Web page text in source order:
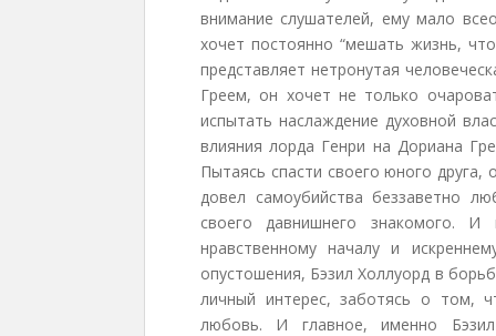
внимание слушателей, ему мало
хочет постоянно “мешать жизнь,
представляет нетронутая
Греем, он хочет не только
испытать наслаждение духовной
влияния лорда Генри на Дориана
Пытаясь спасти своего юного
довел самоубийства беззаветно
своего давнишнего знакомого.
нравственному началу и
опустошения, Бэзил Холлуорд в
личный интерес, заботясь о том,
любовь. И главное, именно